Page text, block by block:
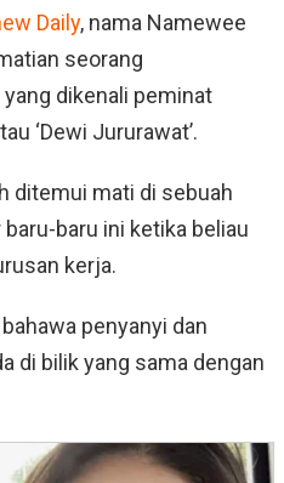
Daily, nama Namewee
seorang
dikenali peminat
‘Dewi Jururawat’.
ditemui mati di sebuah
baru ini ketika beliau
kerja.
penyanyi dan
di bilik yang sama dengan